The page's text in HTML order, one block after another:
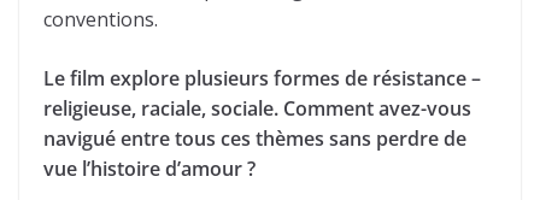
conventions.
Le film explore plusieurs formes de résistance –
religieuse, raciale, sociale. Comment avez-vous
navigué entre tous ces thèmes sans perdre de
vue l’histoire d’amour ?